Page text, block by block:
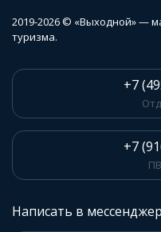
2019-2026 © «Выходной» —
туризма.
+7
+7
Написать в